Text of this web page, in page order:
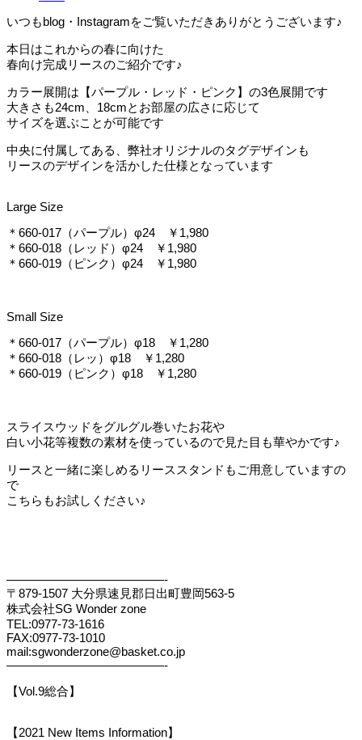
いつもblog・Instagramをご覧いただきありがとうございます♪
本日はこれからの春に向けた
春向け完成リースのご紹介です♪
カラー展開は【パープル・レッド・ピンク】の3色展開です
大きさも24cm、18cmとお部屋の広さに応じて
サイズを選ぶことが可能です
中央に付属してある、弊社オリジナルのタグデザインも
リースのデザインを活かした仕様となっています
Large Size
＊660-017（パープル）φ24 ￥1,980
＊660-018（レッド）φ24 ￥1,980
＊660-019（ピンク）φ24 ￥1,980
Small Size
＊660-017（パープル）φ18 ￥1,280
＊660-018（レッ）φ18 ￥1,280
＊660-019（ピンク）φ18 ￥1,280
スライスウッドをグルグル巻いたお花や
白い小花等複数の素材を使っているので見た目も華やかです♪
リースと一緒に楽しめるリーススタンドもご用意していますの
で
こちらもお試しください♪
—————————————-
〒879-1507 大分県速見郡日出町豊岡563-5
株式会社SG Wonder zone
TEL:0977-73-1616
FAX:0977-73-1010
mail:sgwonderzone@basket.co.jp
—————————————-
【Vol.9総合】
【2021 New Items Information】